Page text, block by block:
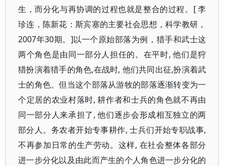
生，而分化与再协调的过程也就是整合的过程。[ 李
珍连，陈新花：斯宾塞的主要社会思想，科学教研，
2007年30期。]以一个原始部落为例，猎手和武士这
两个角色是由同一部分人担任的。在平时, 他们是狩
猎扮演着猎手的角色,在战时, 他们共同出征,扮演着武
士的角色。但当这个部落从游牧的部落逐渐转变为一
个定居的农业村落时, 耕作者和士兵的角色就不再由
同一部分人来承担了, 他们逐步会形成相互独立的两
部分人。务农者开始专事耕作, 士兵们开始专职战事,
不再参加日常的生产劳动。这样, 在社会整体各部分
进一步分化以及由此而产生的个人角色进一步分化的